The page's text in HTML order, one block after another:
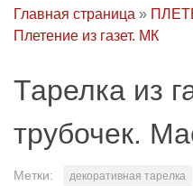
Главная страница »
Плетение из газет. МК
Тарелка из
трубочек.
Метки: декоративная тарелка